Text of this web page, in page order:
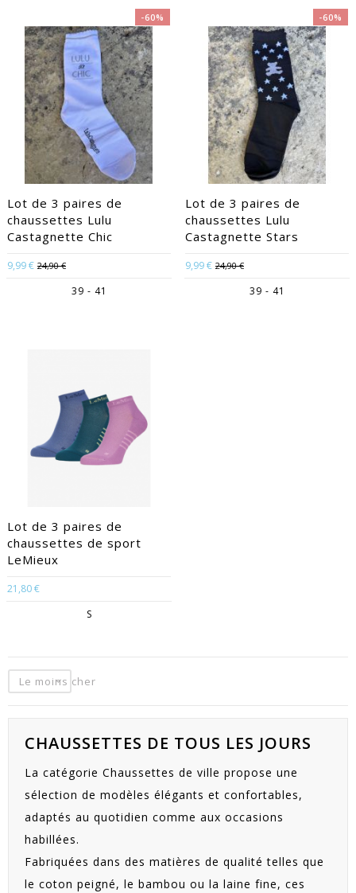
-60%
Lot de 3 paires de
chaussettes Lulu
Castagnette Chic
9,99 € 24,90 €
39 - 41
-60%
Lot de 3 paires de
chaussettes Lulu
Castagnette Stars
9,99 € 24,90 €
39 - 41
Lot de 3 paires de
chaussettes de sport
LeMieux
21,80 €
S
Le moins cher
CHAUSSETTES DE TOUS LES JOURS
La catégorie Chaussettes de ville propose une
sélection de modèles élégants et confortables,
adaptés au quotidien comme aux occasions
habillées.
Fabriquées dans des matières de qualité telles que
le coton peigné, le bambou ou la laine fine, ces